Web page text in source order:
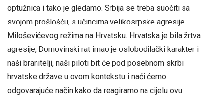
optužnica i tako je gledamo. Srbija se treba suočiti sa
svojom prošlošću, s učincima velikosrpske agresije
Miloševićevog režima na Hrvatsku. Hrvatska je bila žrtva
agresije, Domovinski rat imao je oslobodilački karakter i
naši branitelji, naši piloti bit će pod posebnom skrbi
hrvatske države u ovom kontekstu i naći ćemo
odgovarajuće način kako da reagiramo na cijelu ovu